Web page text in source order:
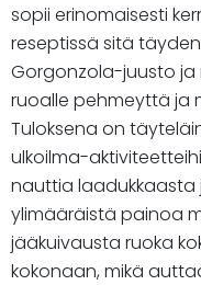
sopii erinomaisesti
reseptissä sitä
Gorgonzola-juusto
ruoalle pehmeyttä ja
Tuloksena on
ulkoilma-
nauttia laadukkaasta
ylimääräistä painoa
jääkuivausta ruoka
kokonaan, mikä